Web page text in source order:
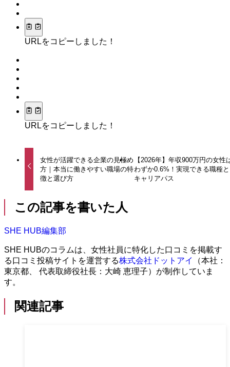
URLをコピーしました！
URLをコピーしました！
女性が活躍できる企業の見極め
方｜本当に働きやすい職場の特
徴と選び方
【2026年】年収900万円の女性
わずか0.6%！実現できる職種と
キャリアパス
この記事を書いた人
SHE HUB編集部
SHE HUBのコラムは、女性社員に特化した口コミを掲載す
る口コミ投稿サイトを運営する株式会社ドットアイ
（本社：
東京都、 代表取締役社長：大崎 恵理子）が制作していま
す。
関連記事